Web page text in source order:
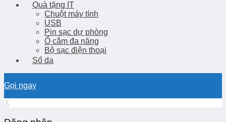
Quà tặng IT
Chuột máy tính
USB
Pin sạc dự phòng
Ổ cắm đa năng
Bộ sạc điện thoại
Sổ da
Gọi ngay
X